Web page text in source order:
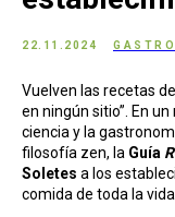
22.11.2024
Vuelven las recetas
en ningún sitio”. En
ciencia y la
filosofía zen, la Guía
Soletes a los
comida de toda la vida.